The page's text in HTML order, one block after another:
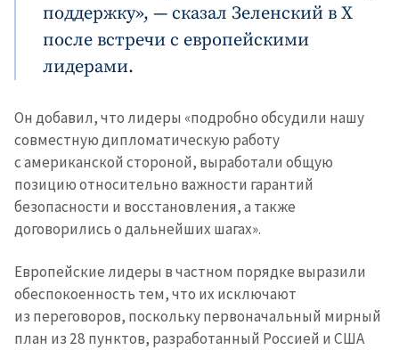
поддержку», — сказал Зеленский в X
после встречи с европейскими
лидерами.
Он добавил, что лидеры «подробно обсудили нашу
совместную дипломатическую работу
с американской стороной, выработали общую
позицию относительно важности гарантий
безопасности и восстановления, а также
договорились о дальнейших шагах».
Европейские лидеры в частном порядке выразили
обеспокоенность тем, что их исключают
из переговоров, поскольку первоначальный мирный
план из 28 пунктов, разработанный Россией и США